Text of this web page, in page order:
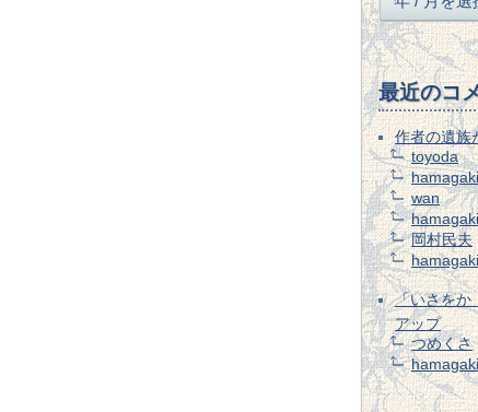
最近のコ
作者の遺族
toyoda
hamagaki
wan
hamagaki
岡村民夫
hamagaki
「いさをか
アップ
つめくさ
hamagaki